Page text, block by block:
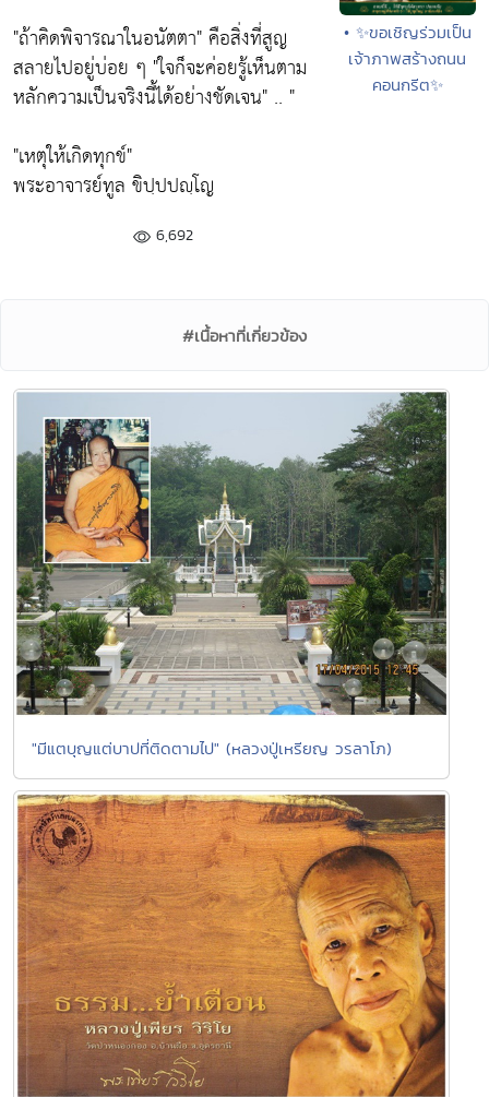
"ถ้าคิดพิจารณาในอนัตตา"คือสิ่งที่สูญ
สลายไปอยู่บ่อย ๆ "ใจก็จะค่อยรู้เห็นตาม
หลักความเป็นจริงนี้ได้อย่างชัดเจน" .. "
"เหตุให้เกิดทุกข์"
พระอาจารย์ทูล ขิปฺปปญฺโญ
6,692
• ✨ขอเชิญร่วมเป็น
เจ้าภาพสร้างถนน
คอนกรีต✨
#เนื้อหาที่เกี่ยวข้อง
"มีแตบุญแต่บาปที่ติดตามไป" (หลวงปู่เหรียญ วรลาโภ)